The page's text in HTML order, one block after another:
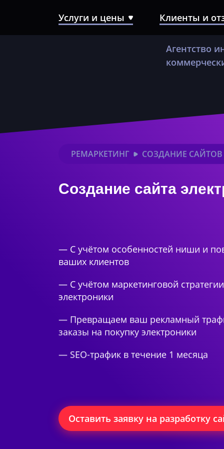
Услуги и цены
Контекстная реклама
Разработка Landing Page
Комплексный аудит сайта
сайта
Таргетированная реклама
маркетплейсах
Продвижение в Яндекс.Дзен
Клиенты и
Агентство
РЕМАРКЕТИНГ СОЗДАНИЕ САЙТОВ
Создание сайта
— С учётом особенностей ниши и
ваших клиентов
— С учётом маркетинговой
электроники
— Превращаем ваш рекламный
заказы на покупку электроники
— SEO-трафик в течение 1 месяца
Оставить заявку на разработку